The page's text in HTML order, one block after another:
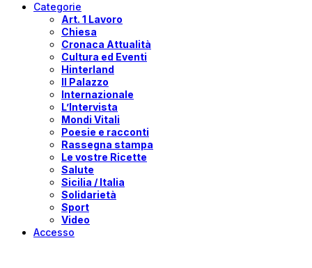
Categorie
Art. 1 Lavoro
Chiesa
Cronaca Attualità
Cultura ed Eventi
Hinterland
Il Palazzo
Internazionale
L’Intervista
Mondi Vitali
Poesie e racconti
Rassegna stampa
Le vostre Ricette
Salute
Sicilia / Italia
Solidarietà
Sport
Video
Accesso